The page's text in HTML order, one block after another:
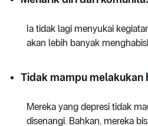
Ia tidak lagi menyukai
akan lebih banyak
Tidak mampu melakukan
Mereka yang depresi tidak
disenangi. Bahkan, mereka